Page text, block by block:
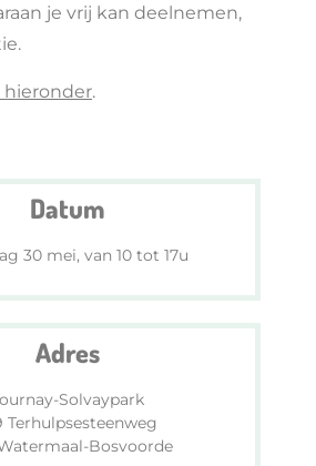
je vrij kan deelnemen,
hieronder.
Datum
30 mei, van 10 tot 17u
Adres
Solvaypark
Terhulpsesteenweg
Watermaal-Bosvoorde